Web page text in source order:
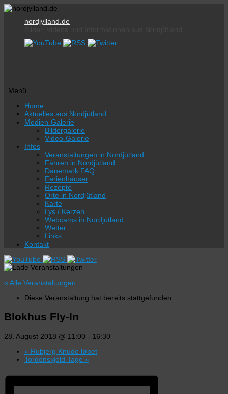
nordjylland.de
Menü
Zum
Inhalt
springen
Home
Aktuelles aus Nordjütland
Medien-Galerie
Bildergalerie
Video-Galerie
Infos
Veranstaltungen in Nordjütland
Fähren in Nordjütland
Dänemark FAQ
Ferienhäuser
Rezepte
Orte in Nordjütland
Karte
Lys / Kerzen
Webcams in Nordjütland
Wetter
Links
Kontakt
« Alle Veranstaltungen
Diese Veranstaltung hat bereits stattgefunden.
Blokhus Fly-In
28. August 2018 @ 11:00 - 16:30
« Rubjerg Knude løbet
Tordenskjold Tage »